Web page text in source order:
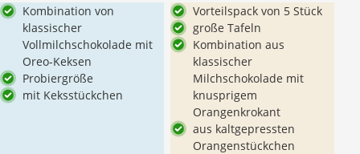
Kombination von
klassischer
Vollmilchschokolade mit
Oreo-Keksen
Probiergröße
mit Keksstückchen
Vorteilspack von 5 Stück
große Tafeln
Kombination aus
klassischer
Milchschokolade mit
knusprigem
Orangenkrokant
aus kaltgepressten
Orangenstückchen